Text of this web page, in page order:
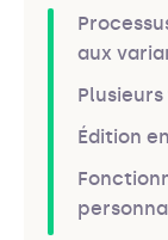
aux
Édition